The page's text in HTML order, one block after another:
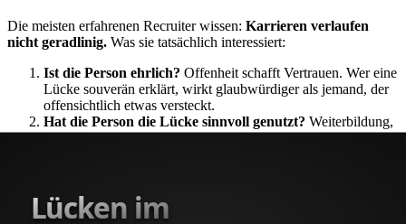
Die meisten erfahrenen Recruiter wissen: Karrieren verlaufen
nicht geradlinig. Was sie tatsächlich interessiert:
Ist die Person ehrlich? Offenheit schafft Vertrauen. Wer eine
Lücke souverän erklärt, wirkt glaubwürdiger als jemand, der
offensichtlich etwas versteckt.
Hat die Person die Lücke sinnvoll genutzt? Weiterbildung,
Ehrenamt, persönliche Projekte zeigen Eigeninitiative.
Sache herangehst.